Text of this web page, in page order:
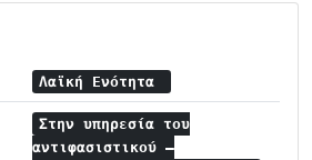
Λαϊκή Ενότητα
Στην υπηρεσία του
αντιφασιστικού –